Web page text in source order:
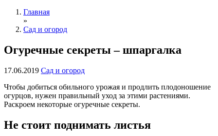
Главная
»
Сад и огород
Огуречные секреты – шпаргалка
17.06.2019 Сад и огород
Чтобы добиться обильного урожая и продлить плодоношение
огурцов, нужен правильный уход за этими растениями.
Раскроем некоторые огуречные секреты.
Не стоит поднимать листья